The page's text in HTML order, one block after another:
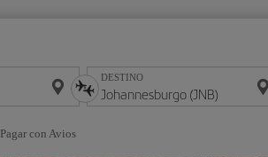
DESTINO
Pagar con Avios